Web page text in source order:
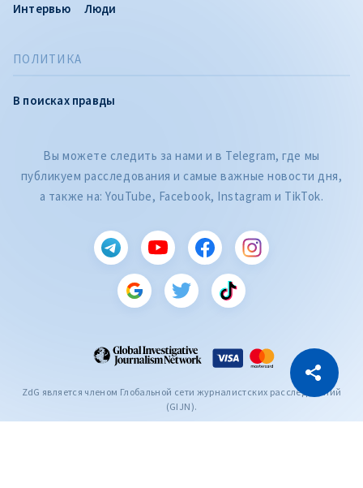
Скопировать ссылку
ПОЛИТИКА
В поисках правды
Интервью Люди
Вы можете следить за нами и в Telegram, где мы
публикуем расследования и самые важные новости дня,
а также на: YouTube, Facebook, Instagram и TikTok.
ZdG является членом Глобальной сети журналистских расследований
(GIJN).
CITEȘTE